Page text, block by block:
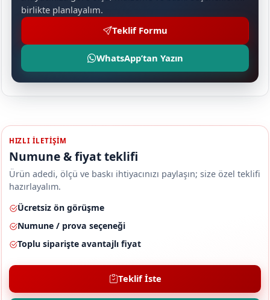
birlikte planlayalım.
Teklif Formu
WhatsApp’tan Yazın
HIZLI ILETIŞIM
Numune & fiyat teklifi
Ürün adedi, ölçü ve baskı ihtiyacınızı paylaşın; size özel teklifi
hazırlayalım.
Ücretsiz ön görüşme
Numune / prova seçeneği
Toplu siparişte avantajlı fiyat
Teklif İste